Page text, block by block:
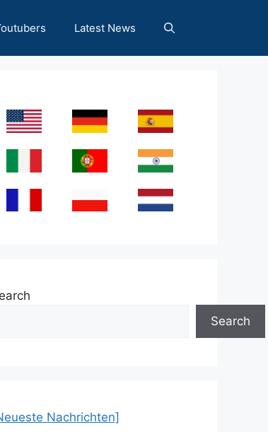
Latest News
Search
Nachrichten]